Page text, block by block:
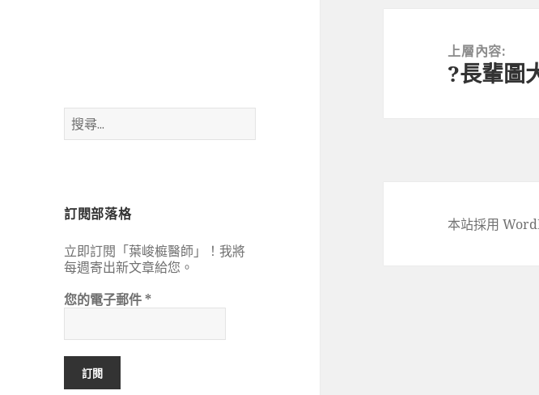
搜
尋
訂閱部落格
立即訂閱「葉峻榳醫師」！我將
每週寄出新文章給您。
您的電子郵件*
上層內容:
?長輩圖
本站採用